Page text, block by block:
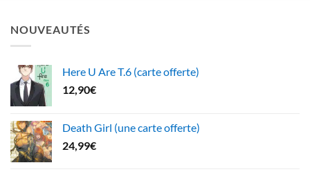
NOUVEAUTÉS
Here U Are T.6 (carte offerte)
12,90€
Death Girl (une carte offerte)
24,99€